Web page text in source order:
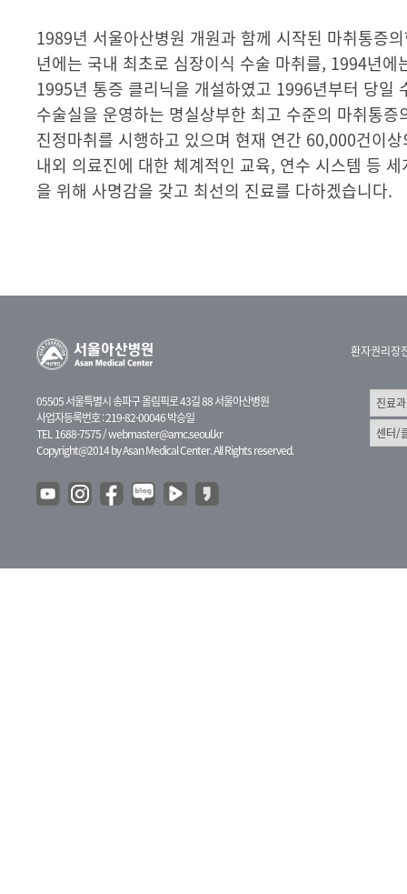
1989년 서울아산병원 개원과 함께 시작된 마취통증
년에는 국내 최초로 심장이식 수술 마취를, 1994년
1995년 통증 클리닉을 개설하였고 1996년부터 당일
수술실을 운영하는 명실상부한 최고 수준의 마취통
진정마취를 시행하고 있으며 현재 연간 60,000건이
내외 의료진에 대한 체계적인 교육, 연수 시스템 등
을 위해 사명감을 갖고 최선의 진료를 다하겠습니다.
05505 서울특별시 송파구 올림픽로 43길 88 서울아산병원
사업자등록번호 : 219-82-00046 박승일
TEL 1688-7575 /webmaster@amc.seoul.kr
Copyright@2014 by Asan Medical Center. All Rights reserved.
환자권리장